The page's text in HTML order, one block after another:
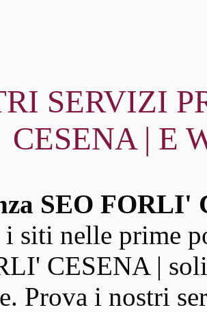
SERVIZI
CESENA | E
SEO FORLI'
siti nelle prime
CESENA |
Prova i nostri